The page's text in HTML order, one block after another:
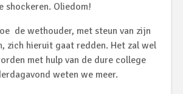
shockeren. Oliedom!
de wethouder, met steun van zijn
zich hieruit gaat redden. Het zal wel
met hulp van de dure college
weten we meer.